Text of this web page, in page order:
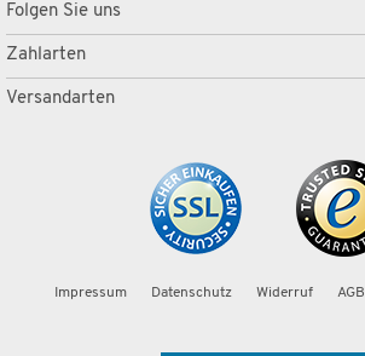
Folgen Sie uns
Zahlarten
Versandarten
Impressum Datenschutz Widerruf AGB